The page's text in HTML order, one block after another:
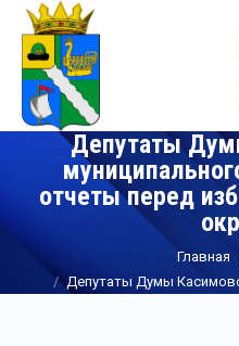
Депутаты
отчеты перед
Вы здесь: Главная
Депутаты Думы